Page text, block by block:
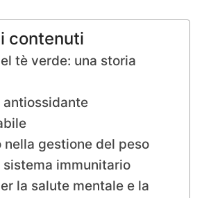
contenuti
tè verde: una storia
antiossidante
nella gestione del peso
sistema immunitario
la salute mentale e la